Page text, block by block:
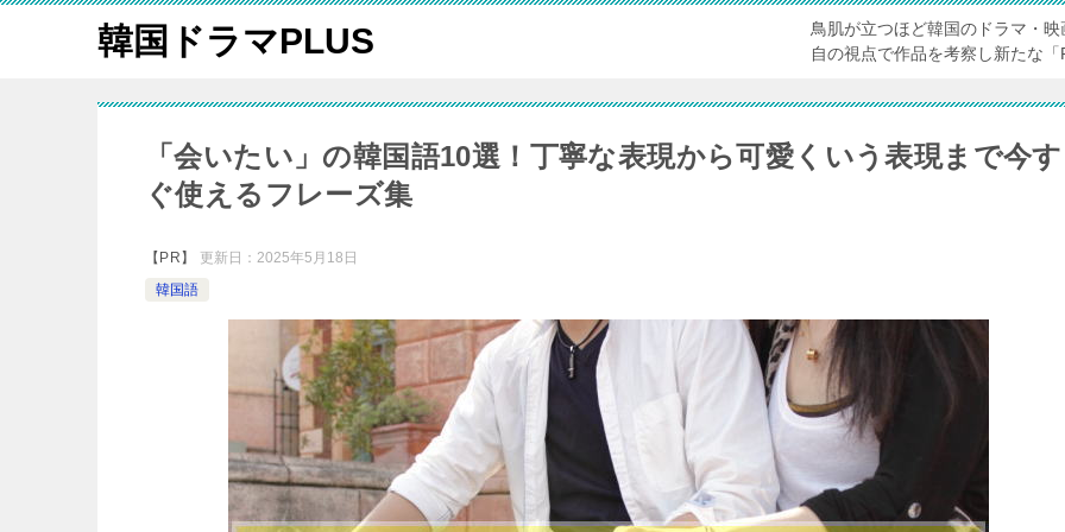
韓国ドラマPLUS
鳥肌が立つほど韓国のドラマ・
自の視点で作品を考察し新たな
「会いたい」の韓国語10選！丁寧な表現から可愛くいう表現まで今す
ぐ使えるフレーズ集
【PR】 更新日：2025年5月18日
韓国語